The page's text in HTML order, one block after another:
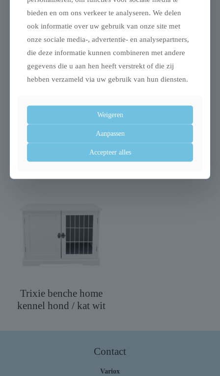
Gerelateerde producten
Trixie ren turquoise /
€49,99
Trixie tube guard
tubebeschermer
€4,49
Trixie benche home
kennel hond / kat wit
Contact
Variox
bieden en om ons verkeer te analyseren. We delen
ook informatie over uw gebruik van onze site met
onze sociale media-, advertentie- en analysepartners,
die deze informatie kunnen combineren met andere
gegevens die u aan hen heeft verstrekt of die zij
hebben verzameld via uw gebruik van hun diensten.
Weigeren
Aanpassen
Accepteer alles